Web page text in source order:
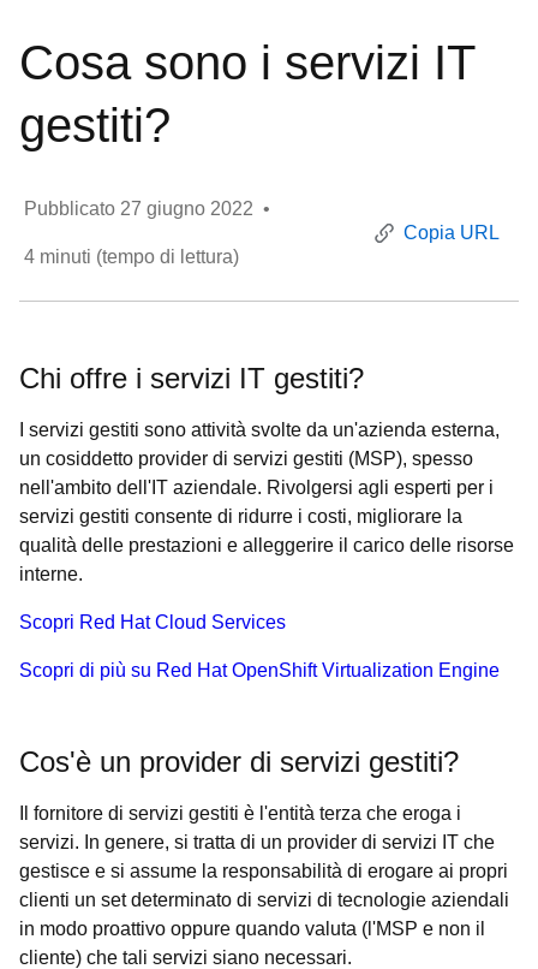
Cosa sono i servizi IT
gestiti?
Pubblicato 27 giugno 2022 •
4 minuti (tempo di lettura)
Copia URL
Chi offre i servizi IT gestiti?
I servizi gestiti sono attività svolte da un'azienda esterna,
un cosiddetto provider di servizi gestiti (MSP), spesso
nell'ambito dell'IT aziendale. Rivolgersi agli esperti per i
servizi gestiti consente di ridurre i costi, migliorare la
qualità delle prestazioni e alleggerire il carico delle risorse
interne.
Scopri Red Hat Cloud Services
Scopri di più su Red Hat OpenShift Virtualization Engine
Cos'è un provider di servizi gestiti?
Il fornitore di servizi gestiti è l'entità terza che eroga i
servizi. In genere, si tratta di un provider di servizi IT che
gestisce e si assume la responsabilità di erogare ai propri
clienti un set determinato di servizi di tecnologie aziendali
in modo proattivo oppure quando valuta (l'MSP e non il
cliente) che tali servizi siano necessari.